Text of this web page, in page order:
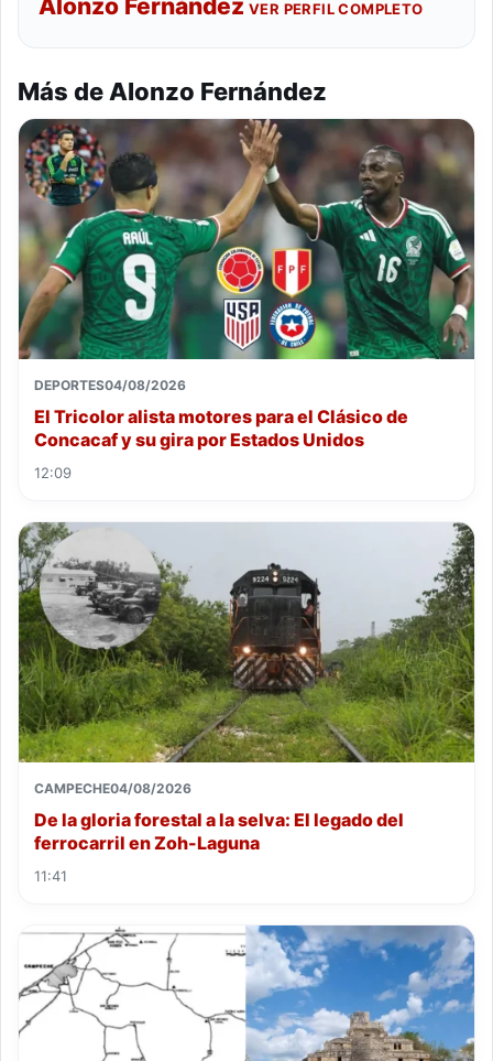
Alonzo Fernández VER PERFIL COMPLETO
Más de Alonzo Fernández
DEPORTES04/08/2026
El Tricolor alista motores para el Clásico de
Concacaf y su gira por Estados Unidos
12:09
CAMPECHE04/08/2026
De la gloria forestal a la selva: El legado del
ferrocarril en Zoh-Laguna
11:41